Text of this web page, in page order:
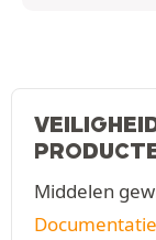
Middelen
Documentatie